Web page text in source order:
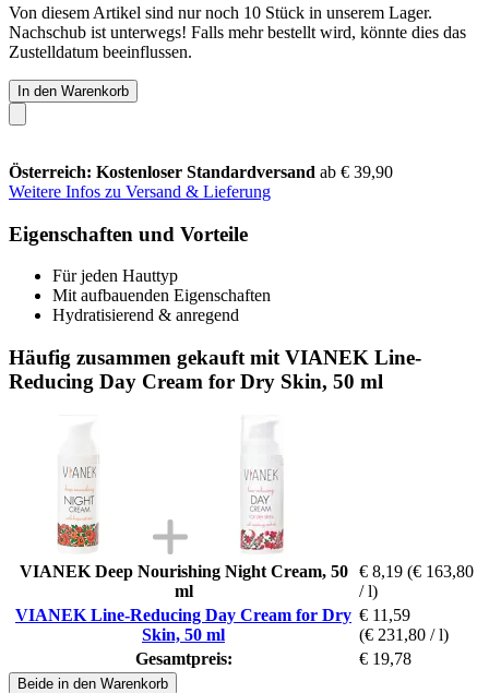
Von diesem Artikel sind nur noch 10 Stück in unserem Lager.
Nachschub ist unterwegs! Falls mehr bestellt wird, könnte dies das
Zustelldatum beeinflussen.
In den Warenkorb
Österreich: Kostenloser Standardversand ab € 39,90
Weitere Infos zu Versand & Lieferung
Eigenschaften und Vorteile
Für jeden Hauttyp
Mit aufbauenden Eigenschaften
Hydratisierend & anregend
Häufig zusammen gekauft mit VIANEK Line-
Reducing Day Cream for Dry Skin, 50 ml
VIANEK Deep Nourishing Night Cream, 50
ml
€ 8,19 (€ 163,80
/ l)
VIANEK Line-Reducing Day Cream for Dry
Skin, 50 ml
€ 11,59
(€ 231,80 / l)
Gesamtpreis:
€ 19,78
Beide in den Warenkorb